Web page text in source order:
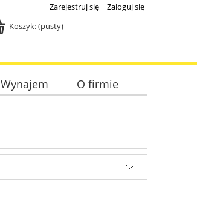
Zarejestruj się
Zaloguj się
Koszyk:(pusty)
Wynajem O firmie